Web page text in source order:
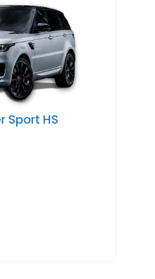
Sport HS